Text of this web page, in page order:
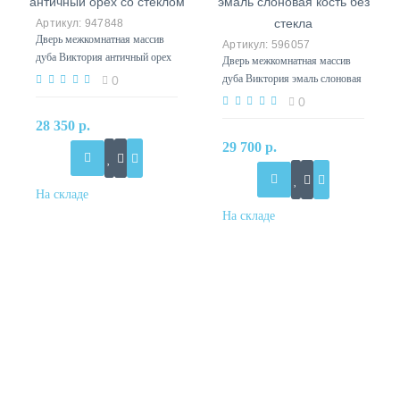
947848
Дверь межкомнатная массив
дуба Виктория античный орех
со стеклом
0
28 350 р.
596057
Дверь межкомнатная массив
дуба Виктория эмаль слоновая
кость без стекла 0
29 700 р.